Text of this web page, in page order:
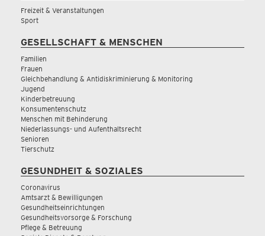
Freizeit & Veranstaltungen
Sport
GESELLSCHAFT & MENSCHEN
Familien
Frauen
Gleichbehandlung & Antidiskriminierung & Monitoring
Jugend
Kinderbetreuung
Konsumentenschutz
Menschen mit Behinderung
Niederlassungs- und Aufenthaltsrecht
Senioren
Tierschutz
GESUNDHEIT & SOZIALES
Coronavirus
Amtsarzt & Bewilligungen
Gesundheitseinrichtungen
Gesundheitsvorsorge & Forschung
Pflege & Betreuung